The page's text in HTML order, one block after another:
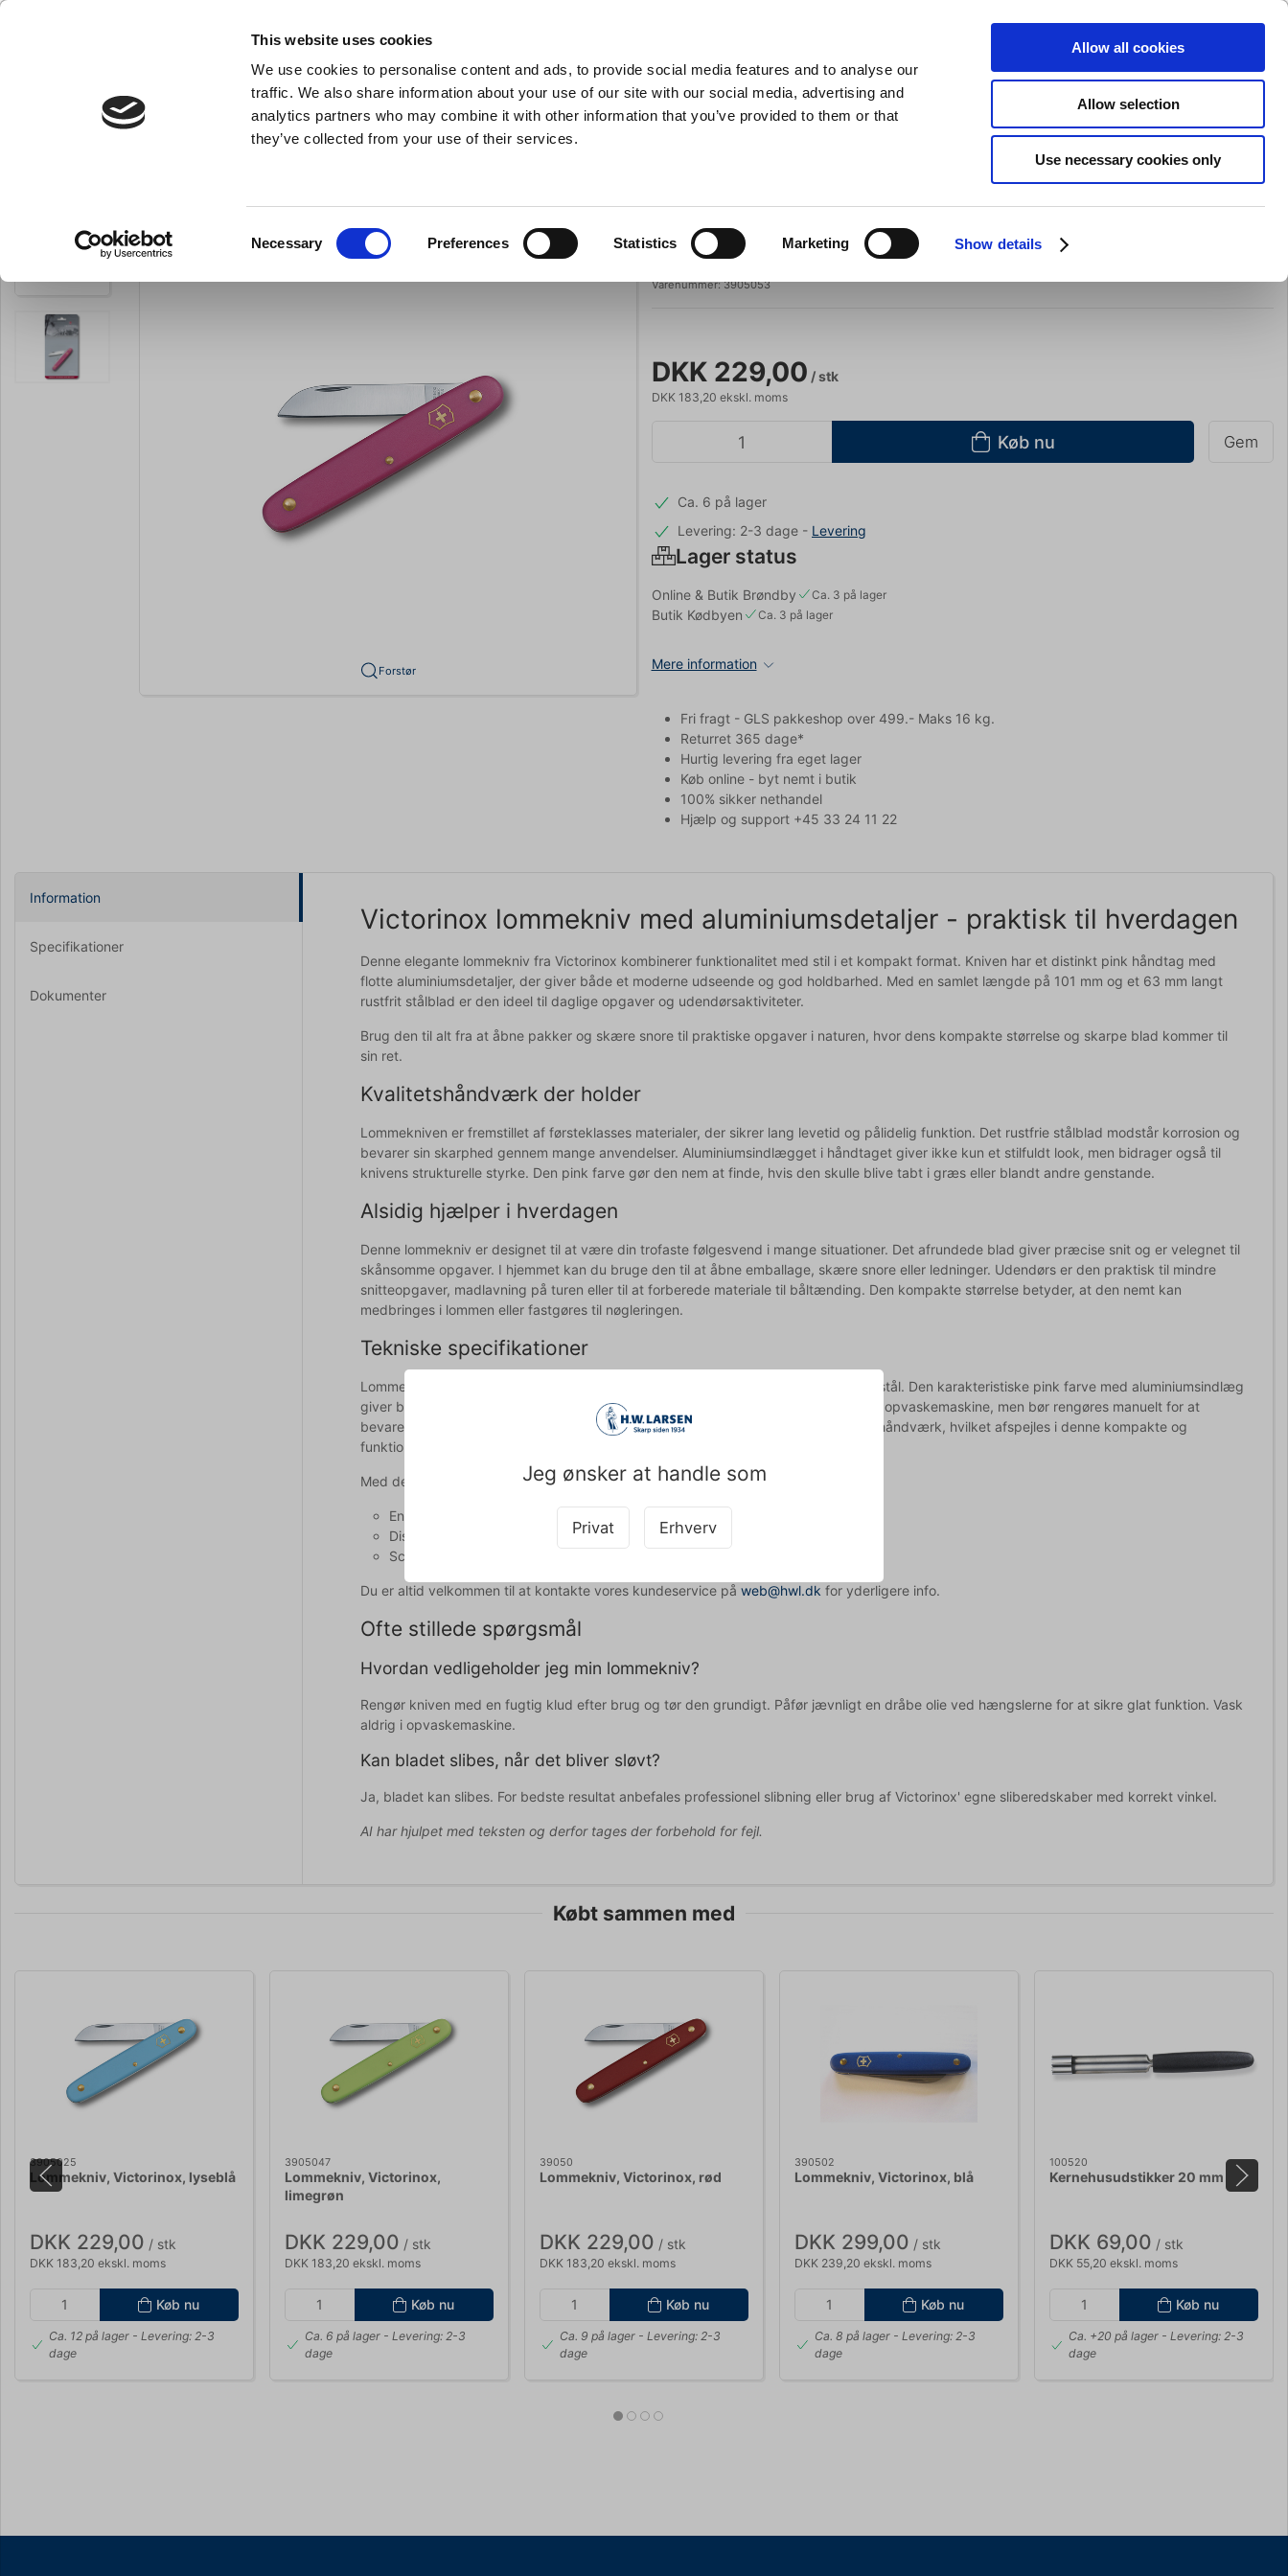
This website uses cookies
We use cookies to personalise content and ads, to provide social media features and to analyse our
traffic. We also share information about your use of our site with our social media, advertising and
analytics partners who may combine it with other information that you’ve provided to them or that
they’ve collected from your use of their services.
Necessary Preferences Statistics Marketing Show details
Allow all cookies
Allow selection
Use necessary cookies only
- Køkkenudstyr til professionelle og entusiaster Søg Indkøbskurv (0)
Køkkenredskaber Gryder & Pander Grill Barudstyr Tilbud Brands Slibning
Jeg ønsker at handle som
Privat Erhverv
Forstør
Victorinox
Lommekniv, Victorinox, pink
Varenummer:3905053
DKK 229,00 / stk
DKK 183,20 ekskl. moms
Køb nu Gem
Ca. 6 på lager
Levering: 2-3 dage - Levering
Lager status
Online & Butik Brøndby Ca. 3 på lager
Butik Kødbyen Ca. 3 på lager
Mere information
Fri fragt - GLS pakkeshop over 499.- Maks 16 kg.
Returret 365 dage*
Hurtig levering fra eget lager
Køb online - byt nemt i butik
100% sikker nethandel
Hjælp og support +45 33 24 11 22
Information
Specifikationer
Dokumenter
Victorinox lommekniv med aluminiumsdetaljer - praktisk til hverdagen
Denne elegante lommekniv fra Victorinox kombinerer funktionalitet med stil i et kompakt format. Kniven har et distinkt pink håndtag med
flotte aluminiumsdetaljer, der giver både et moderne udseende og god holdbarhed. Med en samlet længde på 101 mm og et 63 mm langt
rustfrit stålblad er den ideel til daglige opgaver og udendørsaktiviteter.
Brug den til alt fra at åbne pakker og skære snore til praktiske opgaver i naturen, hvor dens kompakte størrelse og skarpe blad kommer til
sin ret.
Kvalitetshåndværk der holder
Lommekniven er fremstillet af førsteklasses materialer, der sikrer lang levetid og pålidelig funktion. Det rustfrie stålblad modstår korrosion og
bevarer sin skarphed gennem mange anvendelser. Aluminiumsindlægget i håndtaget giver ikke kun et stilfuldt look, men bidrager også til
knivens strukturelle styrke. Den pink farve gør den nem at finde, hvis den skulle blive tabt i græs eller blandt andre genstande.
Alsidig hjælper i hverdagen
Denne lommekniv er designet til at være din trofaste følgesvend i mange situationer. Det afrundede blad giver præcise snit og er velegnet til
skånsomme opgaver. I hjemmet kan du bruge den til at åbne emballage, skære snore eller ledninger. Udendørs er den praktisk til mindre
snitteopgaver, madlavning på turen eller til at forberede materiale til båltænding. Den kompakte størrelse betyder, at den nemt kan
medbringes i lommen eller fastgøres til nøgleringen.
Tekniske specifikationer
Lommekniven har en samlet længde på 101 mm med et 63 mm langt blad i rustfrit stål. Den karakteristiske pink farve med aluminiumsindlæg
giver både et æstetisk udtryk og praktisk holdbarhed. Bemærk at kniven ikke tåler opvaskemaskine, men bør rengøres manuelt for at
bevare kvaliteten. Victorinox er kendt for deres schweiziske præcision og kvalitetshåndværk, hvilket afspejles i denne kompakte og
funktionelle lommekniv.
Med denne Victorinox lommekniv får du:
En kompakt og pålidelig lommekniv med 63 mm rustfrit stålblad
Distinkt pink design med aluminiumsdetaljer for holdbarhed og stil
Schweizisk kvalitetshåndværk fra et velrenommeret mærke
Du er altid velkommen til at kontakte vores kundeservice på web@hwl.dk for yderligere info.
Ofte stillede spørgsmål
Hvordan vedligeholder jeg min lommekniv?
Rengør kniven med en fugtig klud efter brug og tør den grundigt. Påfør jævnligt en dråbe olie ved hængslerne for at sikre glat funktion. Vask
aldrig i opvaskemaskine.
Kan bladet slibes, når det bliver sløvt?
Ja, bladet kan slibes. For bedste resultat anbefales professionel slibning eller brug af Victorinox' egne sliberedskaber med korrekt vinkel.
AI har hjulpet med teksten og derfor tages der forbehold for fejl.
Købt sammen med
3905025
Lommekniv, Victorinox, lyseblå
DKK 229,00 / stk
DKK 183,20 ekskl. moms
Køb nu
Ca. 12 på lager - Levering: 2-3
dage
3905047
Lommekniv, Victorinox,
limegrøn
DKK 229,00 / stk
DKK 183,20 ekskl. moms
Køb nu
Ca. 6 på lager- Levering: 2-3
dage
39050
Lommekniv, Victorinox, rød
DKK 229,00 / stk
DKK 183,20 ekskl. moms
Køb nu
Ca. 9 på lager- Levering: 2-3
dage
390502
Lommekniv, Victorinox, blå
DKK 299,00 / stk
DKK 239,20 ekskl. moms
Køb nu
Ca. 8 på lager- Levering: 2-3
dage
100520
Kernehusudstikker 20 mm
DKK 69,00 / stk
DKK 55,20 ekskl. moms
Køb nu
Ca. +20 på lager- Levering: 2-3
dage